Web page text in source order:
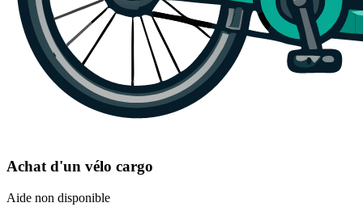
Achat d'un vélo cargo
Aide non disponible